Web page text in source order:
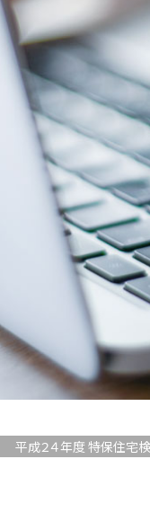
平成２４年度 特保住宅